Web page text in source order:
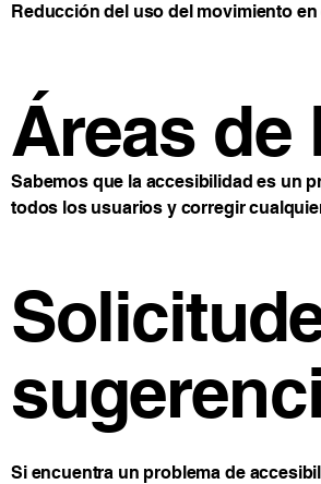
Reducción del uso del movimiento
Áreas de
Sabemos que la accesibilidad es un
todos los usuarios y corregir
Si encuentra un problema de